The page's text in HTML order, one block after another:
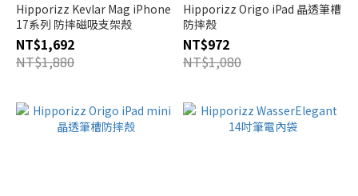
Hipporizz Kevlar Mag iPhone
17系列 防摔磁吸支架殼
NT$1,692
NT$1,880
Hipporizz Origo iPad 晶透筆槽
防摔殼
NT$972
NT$1,080